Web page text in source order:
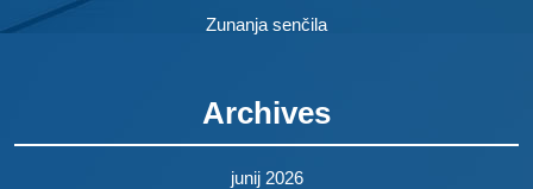
Zunanja senčila
Archives
junij 2026